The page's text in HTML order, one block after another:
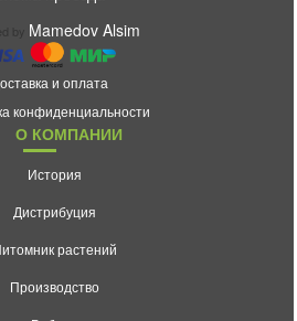
by Mamedov Alsim
и оплата
конфиденциальности
О КОМПАНИИ
История
Дистрибуция
растений
Производство